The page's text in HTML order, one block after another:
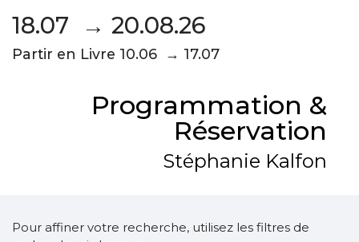
18.07 → 20.08.26
Partir en Livre 10.06 → 17.07
Programmation &
Réservation
Stéphanie Kalfon
Pour affiner votre recherche, utilisez les filtres de